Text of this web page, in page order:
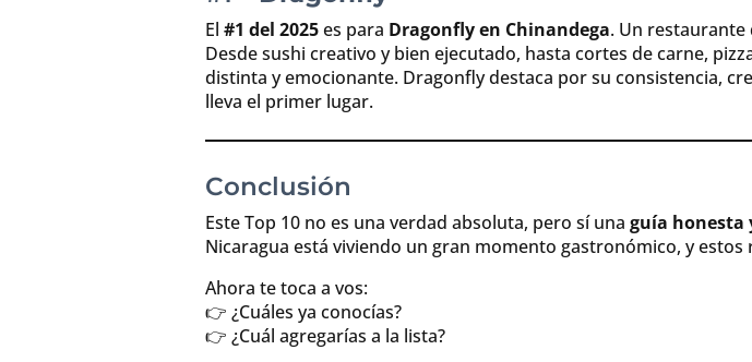
El#1 del 2025es para Dragonfly en Chinandega. Un restaurante
Desde sushi creativo y bien ejecutado, hasta cortes de carne,
distinta y emocionante. Dragonfly destaca por su consistencia,
lleva el primer lugar.
Conclusión
Este Top 10 no es una verdad absoluta, pero sí unaguía honesta
Nicaragua está viviendo un gran momento gastronómico, y
Ahora te toca a vos:
👉 ¿Cuáles ya conocías?
👉 ¿Cuál agregarías a la lista?